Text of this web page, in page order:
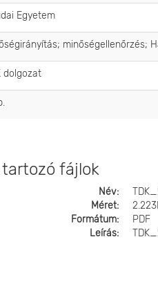
Egyetem
minőségellenőrzés;
dolgozat
fájlok
Név:
Méret:
Formátum:
PDF
Leírás: